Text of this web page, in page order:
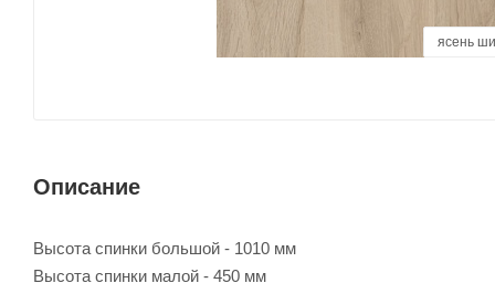
венге/
ясень
Описание
Высота спинки большой - 1010 мм
Высота спинки малой - 450 мм